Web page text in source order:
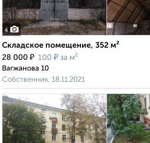
4
Складское помещение, 352 м²
28 000 ₽ 100 ₽ за м²
Вагжанова 10
Собственник, 18.11.2021